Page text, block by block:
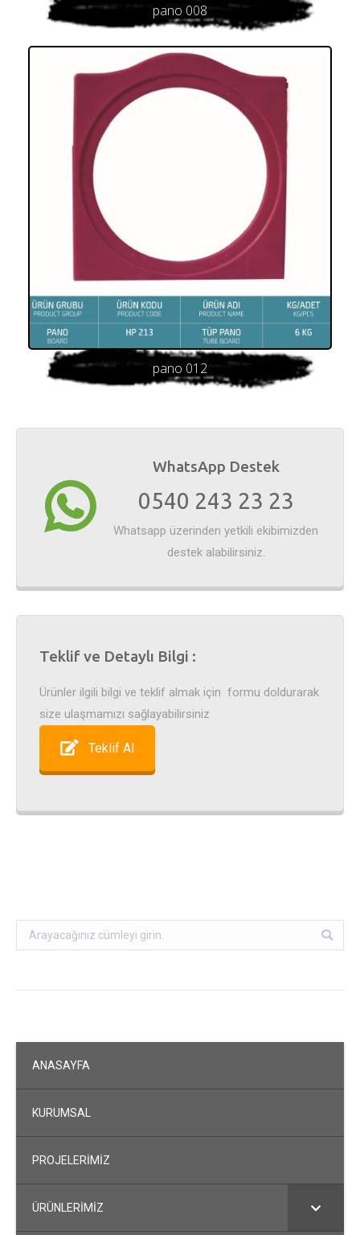
pano 008
pano 012
WhatsApp Destek
0540 243 23 23
Whatsapp üzerinden yetkili ekibimizden
destek alabilirsiniz.
Teklif ve Detaylı Bilgi :
Ürünler ilgili bilgi ve teklif almak için formu doldurarak
size ulaşmamızı sağlayabilirsiniz
Teklif Al
Search:
ANASAYFA
KURUMSAL
PROJELERİMİZ
ÜRÜNLERİMİZ